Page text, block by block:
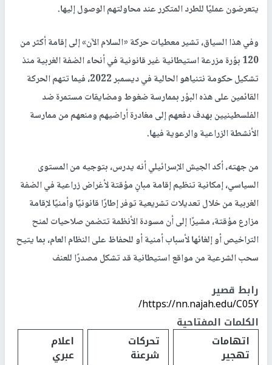
يتعرضون عمليًا للطرد المتكرر عند محاولتهم الوصول إليها.
وفي هذا السياق، تشير معطيات حركة «السلام الآن» إلى إقامة أكثر من
120 بؤرة مزرعة استيطانية غير قانونية في أنحاء الضفة الغربية منذ
تشكيل حكومة نتنياهو الحالية في ديسمبر 2022، فيما تتهم الحركة
القائمين على هذه البؤر بممارسة ضغوط ومضايقات مستمرة ضد
الفلسطينيين بهدف دفعهم إلى مغادرة أراضيهم ومنعهم من ممارسة
الأنشطة الزراعية والرعوية فيها.
من جهته، أكد الجيش الإسرائيلي أنه يدرس، بتوجيه من المستوى
السياسي، إمكانية تنظيم إقامة مبانٍ مؤقتة لأغراض زراعية في الضفة
الغربية من خلال تعديلات تشريعية توفر إطارًا قانونيًا وأمنيًا لإقامة
مزارع مؤقتة، مشيرًا إلى أن مسودة الأنظمة تتضمن صلاحيات لمنح
التراخيص أو إلغائها لأسباب أمنية أو للحفاظ على النظام العام، بما يتيح
سحب الشرعية من مواقع استيطانية قد تشكل مصدرًا للعنف
رابط قصير
https://nn.najah.edu/C05Y/
الكلمات المفتاحية
اتهامات
تهجير
تحركات
شرعنة
اعلام
عبري